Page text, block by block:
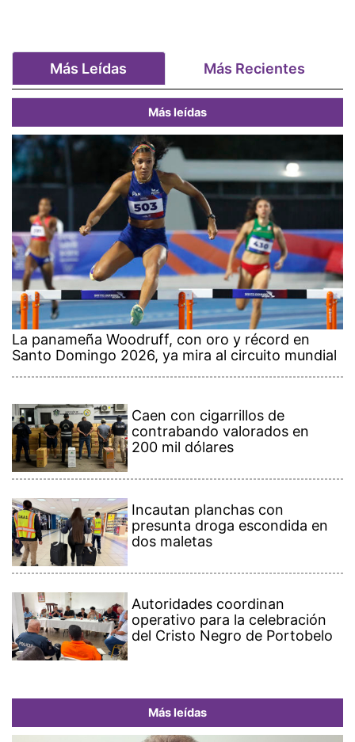
Más Leídas Más Recientes
Más leídas
La panameña Woodruff, con oro y récord en
Santo Domingo 2026, ya mira al circuito mundial
Caen con cigarrillos de
contrabando valorados en
200 mil dólares
Incautan planchas con
presunta droga escondida en
dos maletas
Autoridades coordinan
operativo para la celebración
del Cristo Negro de Portobelo
Más leídas